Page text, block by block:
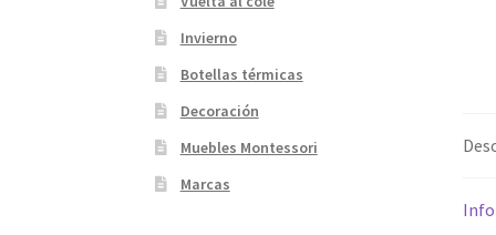
Invierno
Botellas térmicas
Decoración
Muebles Montessori
Marcas